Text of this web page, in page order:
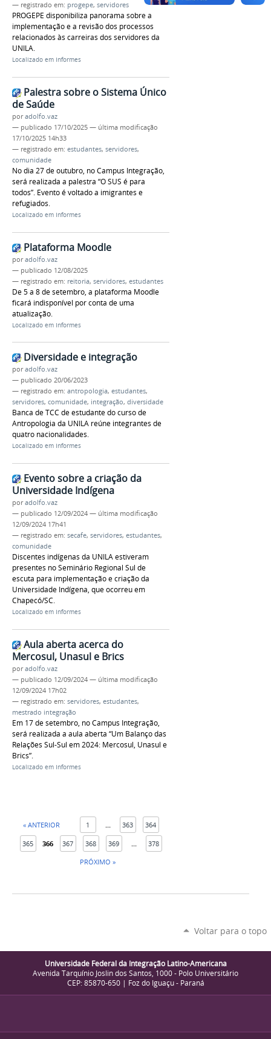
— registrado em: progepe, servidores
PROGEPE disponibiliza panorama sobre a
implementação e a revisão dos processos
relacionados às carreiras dos servidores da
UNILA.
Localizado em Informes
Palestra sobre o Sistema Único
de Saúde
poradolfo.vaz
— publicado 17/10/2025 — última modificação
17/10/2025 14h33
— registrado em: estudantes, servidores,
comunidade
No dia 27 de outubro, no Campus Integração,
será realizada a palestra “O SUS é para
todos”. Evento é voltado a imigrantes e
refugiados.
Localizado em Informes
Plataforma Moodle
poradolfo.vaz
— publicado 12/08/2025
— registrado em: reitoria, servidores, estudantes
De 5 a 8 de setembro, a plataforma Moodle
ficará indisponível por conta de uma
atualização.
Localizado em Informes
Diversidade e integração
poradolfo.vaz
— publicado 20/06/2023
— registrado em: antropologia, estudantes,
servidores, comunidade, integração, diversidade
Banca de TCC de estudante do curso de
Antropologia da UNILA reúne integrantes de
quatro nacionalidades.
Localizado em Informes
Evento sobre a criação da
Universidade Indígena
poradolfo.vaz
— publicado 12/09/2024 — última modificação
12/09/2024 17h41
— registrado em: secafe, servidores, estudantes,
comunidade
Discentes indígenas da UNILA estiveram
presentes no Seminário Regional Sul de
escuta para implementação e criação da
Universidade Indígena, que ocorreu em
Chapecó/SC.
Localizado em Informes
Aula aberta acerca do
Mercosul, Unasul e Brics
poradolfo.vaz
— publicado 12/09/2024 — última modificação
12/09/2024 17h02
— registrado em: servidores, estudantes,
mestrado integração
Em 17 de setembro, no Campus Integração,
será realizada a aula aberta “Um Balanço das
Relações Sul-Sul em 2024: Mercosul, Unasul e
Brics”.
Localizado em Informes
« ANTERIOR 1 363 364
365 366 367 368 369
378
PRÓXIMO »
Voltar para o topo
Universidade Federal da Integração Latino-Americana
Avenida Tarquínio Joslin dos Santos, 1000 - Polo Universitário
CEP: 85870-650 | Foz do Iguaçu - Paraná